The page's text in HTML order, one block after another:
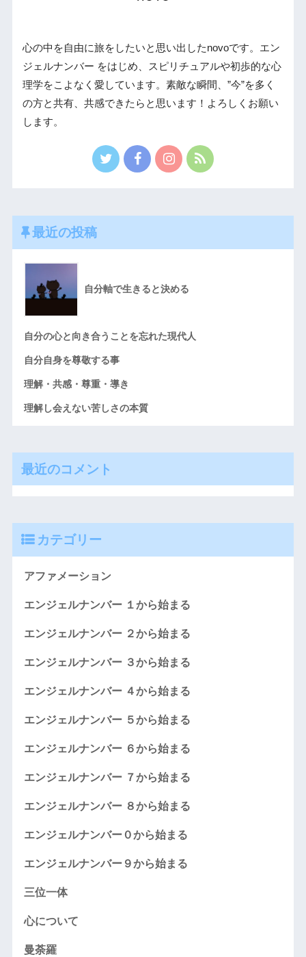
心の中を自由に旅をしたいと思い出したnovoです。エン
ジェルナンバー をはじめ、スピリチュアルや初歩的な心
理学をこよなく愛しています。素敵な瞬間、”今”を多く
の方と共有、共感できたらと思います！よろしくお願い
します。
最近の投稿
自分軸で生きると決める
自分の心と向き合うことを忘れた現代人
自分自身を尊敬する事
理解・共感・尊重・導き
理解し会えない苦しさの本質
最近のコメント
カテゴリー
アファメーション
エンジェルナンバー １から始まる
エンジェルナンバー ２から始まる
エンジェルナンバー ３から始まる
エンジェルナンバー ４から始まる
エンジェルナンバー ５から始まる
エンジェルナンバー ６から始まる
エンジェルナンバー ７から始まる
エンジェルナンバー ８から始まる
エンジェルナンバー０から始まる
エンジェルナンバー９から始まる
三位一体
心について
曼荼羅